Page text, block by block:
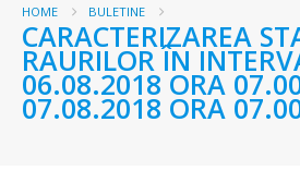
HOME BULETINE
CARACTERIZAREA
RAURILOR ÎN
06.08.2018 ORA
07.08.2018 ORA